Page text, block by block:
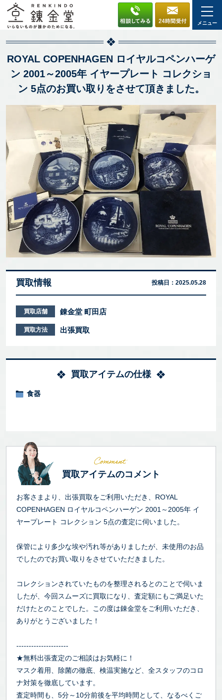
メニュー
ROYAL COPENHAGEN ロイヤルコペンハーゲ
ン 2001～2005年 イヤープレート コレクショ
ン 5点のお買い取りをさせて頂きました。
買取情報 投稿日： 2025.05.28
買取店舗 錬金堂 町田店
買取方法 出張買取
買取アイテムの仕様
食器
買取アイテムのコメント
お客さまより、出張買取をご利用いただき、ROYAL
COPENHAGEN ロイヤルコペンハーゲン 2001～2005年 イ
ヤープレート コレクション 5点の査定に伺いました。
保管により多少な埃や汚れ等がありましたが、未使用のお品
でしたのでお買い取りをさせていただきました。
コレクションされていたものを整理されるとのことで伺いま
したが、今回スムーズに買取になり、査定額にもご満足いた
だけたとのことでした。この度は錬金堂をご利用いただき、
ありがとうございました！
---------------------
★無料出張査定のご相談はお気軽に！
マスク着用、除菌の徹底、検温実施など、全スタッフのコロ
ナ対策を徹底しています。
査定時間も、5分～10分前後を平均時間として、なるべくご